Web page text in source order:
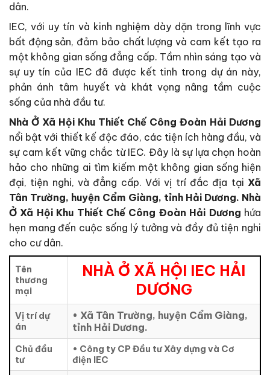
dân.
IEC, với uy tín và kinh nghiệm dày dặn trong lĩnh vực
bất động sản, đảm bảo chất lượng và cam kết tạo ra
một không gian sống đẳng cấp. Tầm nhìn sáng tạo và
sự uy tín của IEC đã được kết tinh trong dự án này,
phản ánh tâm huyết và khát vọng nâng tầm cuộc
sống của nhà đầu tư.
Nhà Ở Xã Hội Khu Thiết Chế Công Đoàn Hải Dương
nổi bật với thiết kế độc đáo, các tiện ích hàng đầu, và
sự cam kết vững chắc từ IEC. Đây là sự lựa chọn hoàn
hảo cho những ai tìm kiếm một không gian sống hiện
đại, tiện nghi, và đẳng cấp. Với vị trí đắc địa tại Xã
Tân Trường, huyện Cẩm Giàng, tỉnh Hải Dương. Nhà
Ở Xã Hội Khu Thiết Chế Công Đoàn Hải Dương hứa
hẹn mang đến cuộc sống lý tưởng và đầy đủ tiện nghi
cho cư dân.
Tên
thương
mại
NHÀ Ở XÃ HỘI IEC HẢI
DƯƠNG
Vị trí dự
án
• Xã Tân Trường, huyện Cẩm Giàng,
tỉnh Hải Dương.
Chủ đầu
tư
• Công ty CP Đầu tư Xây dựng và Cơ
điện IEC